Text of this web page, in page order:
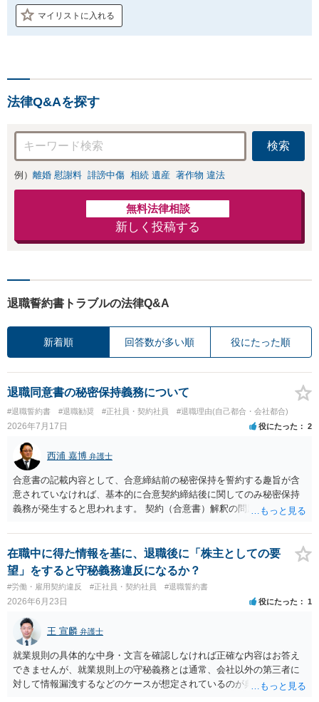
マイリストに入れる
法律Q&Aを探す
検索
例） 離婚 慰謝料 誹謗中傷 相続 遺産 著作物 違法
無料法律相談
新しく投稿する
退職誓約書トラブルの法律Q&A
新着順 回答数が多い順 役にたった順
退職同意書の秘密保持義務について
#退職誓約書 #退職勧奨 #正社員・契約社員 #退職理由(自己都合・会社都合)
2026年7月17日 役にたった 2
西浦 嘉博 弁護士
合意書の記載内容として、合意締結前の秘密保持を誓約する趣旨が含
意されていなければ、基本的に合意契約締結後に関してのみ秘密保持
義務が発生すると思われます。 契約（合意書）解釈の問題ですので、
場合、最寄りの法律事務所で相談されることを検討ください。
在職中に得た情報を基に、退職後に「株主としての要
望」をすると守秘義務違反になるか？
#労働・雇用契約違反 #正社員・契約社員 #退職誓約書
2026年6月23日 役にたった 1
王 宣麟 弁護士
就業規則の具体的な中身・文言を確認しなければ正確な内容はお答え
できませんが、就業規則上の守秘義務とは通常、会社以外の第三者に
対して情報漏洩するなどのケースが想定されているのが典型的であ